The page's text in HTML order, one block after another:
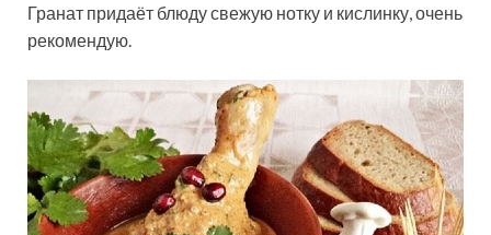
Гранат придаёт блюду свежую нотку и кислинку, очень
рекомендую.